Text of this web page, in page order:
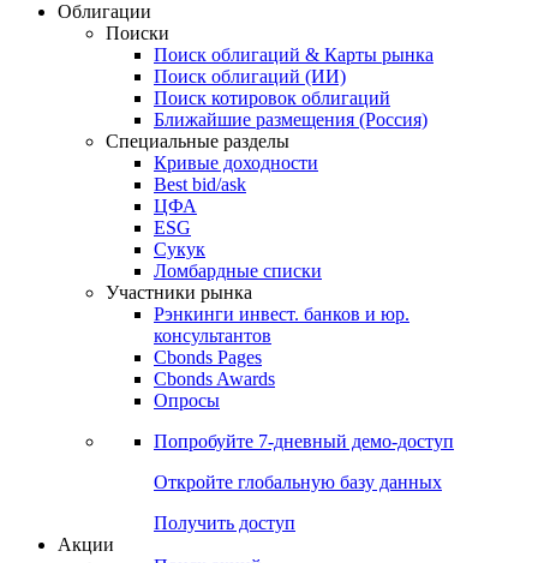
Облигации
Поиски
Поиск облигаций & Карты рынка
Поиск облигаций (ИИ)
Поиск котировок облигаций
Ближайшие размещения (Россия)
Специальные разделы
Кривые доходности
Best bid/ask
ЦФА
ESG
Сукук
Ломбардные списки
Участники рынка
Рэнкинги инвест. банков и юр.
консультантов
Cbonds Pages
Cbonds Awards
Опросы
Попробуйте 7-дневный демо-доступ
Откройте глобальную базу данных
Получить доступ
Акции